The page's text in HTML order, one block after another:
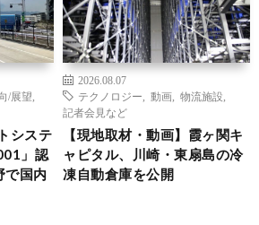
/展望
システ
」認
で国内
2026.08.07
テクノロジー
動画 物流施設
記者会見など
【現地取材・動画】霞ヶ関キ
ャピタル、川崎・東扇島の冷
凍自動倉庫を公開